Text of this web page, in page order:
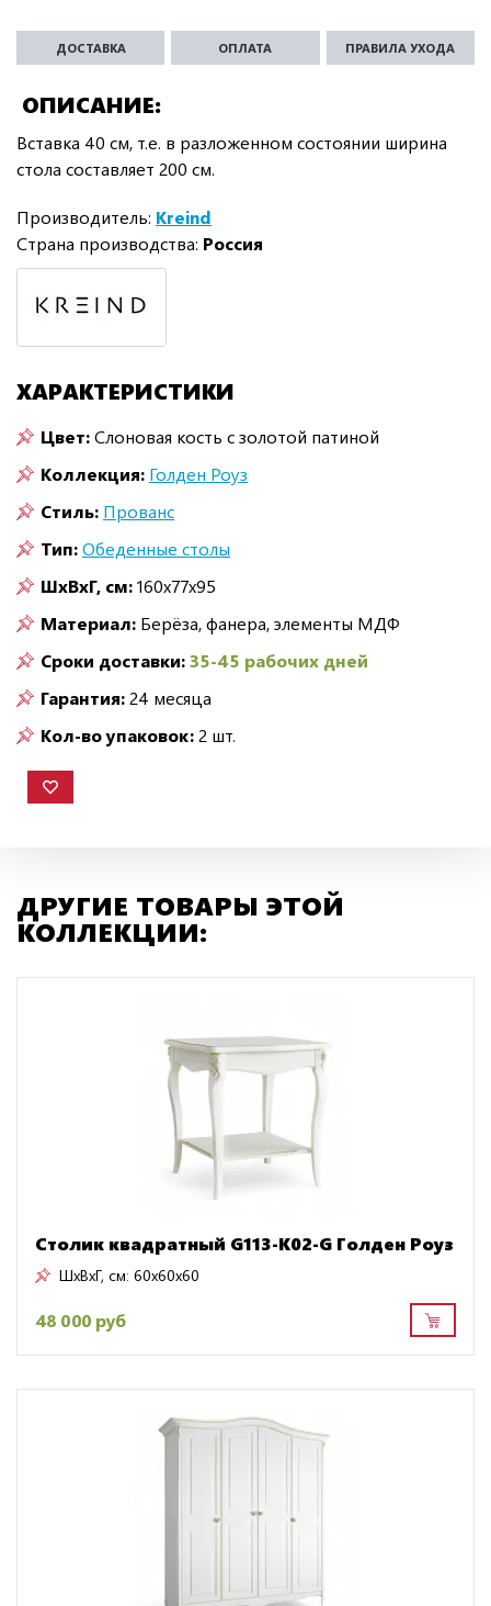
ОПИСАНИЕ
ДОСТАВКА ОПЛАТА ПРАВИЛА УХОДА
Вставка 40 см, т.е. в разложенном состоянии ширина
стола составляет 200 см.
Производитель: Kreind
Страна производства: Россия
ХАРАКТЕРИСТИКИ
Цвет:Слоновая кость с золотой патиной
Коллекция: Голден Роуз
Стиль: Прованс
Тип:Обеденные столы
ШxВxГ, см:160x77x95
Материал: Берёза, фанера, элементы МДФ
Сроки доставки:35-45 рабочих дней
Гарантия:24 месяца
Кол-во упаковок:2 шт.
ДРУГИЕ ТОВАРЫ ЭТОЙ
КОЛЛЕКЦИИ:
Столик квадратный G113-K02-G Голден Роуз
ШxВxГ, см: 60x60x60
48 000 руб